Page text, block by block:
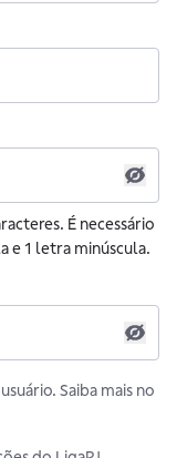
É necessário
e 1 letra minúscula.
Saiba mais no